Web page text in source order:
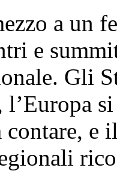
a un
e
Gli
l’Europa
contare, e